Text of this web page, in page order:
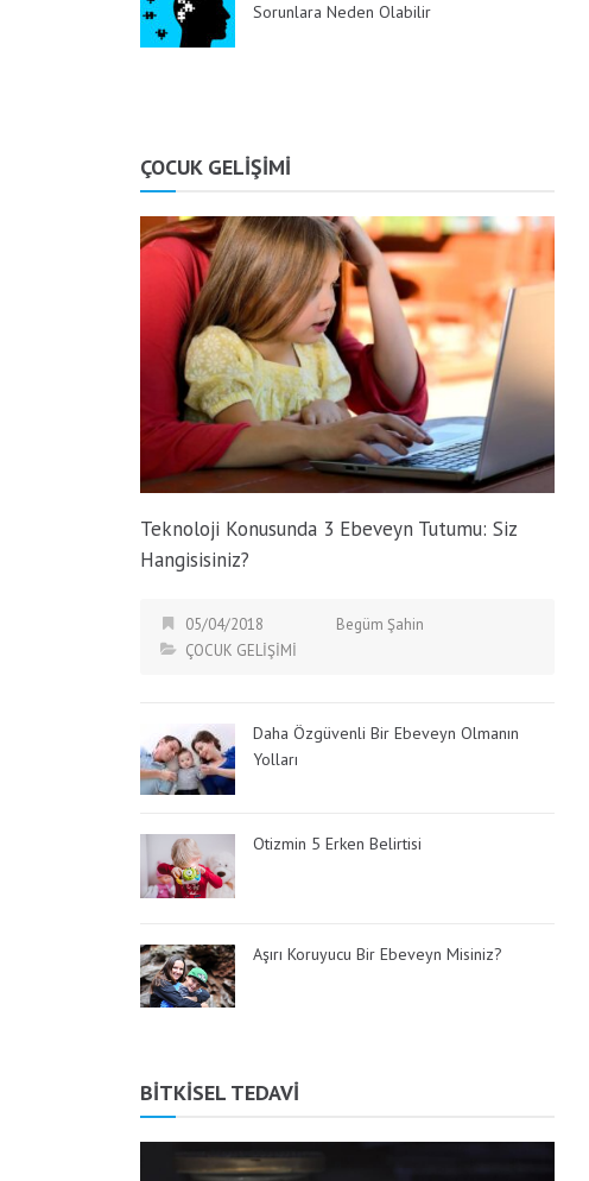
Sorunlara Neden Olabilir
ÇOCUK GELİŞİMİ
Teknoloji Konusunda 3 Ebeveyn Tutumu: Siz
Hangisisiniz?
05/04/2018
Begüm Şahin
ÇOCUK GELİŞİMİ
Daha Özgüvenli Bir Ebeveyn Olmanın
Yolları
Otizmin 5 Erken Belirtisi
Aşırı Koruyucu Bir Ebeveyn Misiniz?
BİTKİSEL TEDAVİ